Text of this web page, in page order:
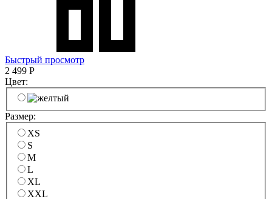
Быстрый просмотр
2 499 Р
Цвет:
Размер:
XS
S
M
L
XL
XXL